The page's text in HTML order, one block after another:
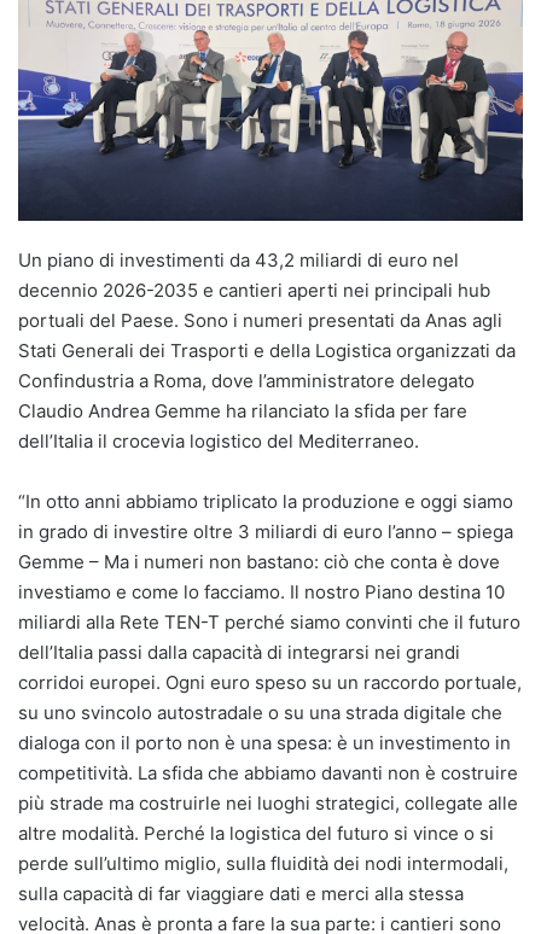
Un piano di investimenti da 43,2 miliardi di euro nel
decennio 2026-2035 e cantieri aperti nei principali hub
portuali del Paese. Sono i numeri presentati da Anas agli
Stati Generali dei Trasporti e della Logistica organizzati da
Confindustria a Roma, dove l’amministratore delegato
Claudio Andrea Gemme ha rilanciato la sfida per fare
dell’Italia il crocevia logistico del Mediterraneo.
“In otto anni abbiamo triplicato la produzione e oggi siamo
in grado di investire oltre 3 miliardi di euro l’anno – spiega
Gemme – Ma i numeri non bastano: ciò che conta è dove
investiamo e come lo facciamo. Il nostro Piano destina 10
miliardi alla Rete TEN-T perché siamo convinti che il futuro
dell’Italia passi dalla capacità di integrarsi nei grandi
corridoi europei. Ogni euro speso su un raccordo portuale,
su uno svincolo autostradale o su una strada digitale che
dialoga con il porto non è una spesa: è un investimento in
competitività. La sfida che abbiamo davanti non è costruire
più strade ma costruirle nei luoghi strategici, collegate alle
altre modalità. Perché la logistica del futuro si vince o si
perde sull’ultimo miglio, sulla fluidità dei nodi intermodali,
sulla capacità di far viaggiare dati e merci alla stessa
velocità. Anas è pronta a fare la sua parte: i cantieri sono